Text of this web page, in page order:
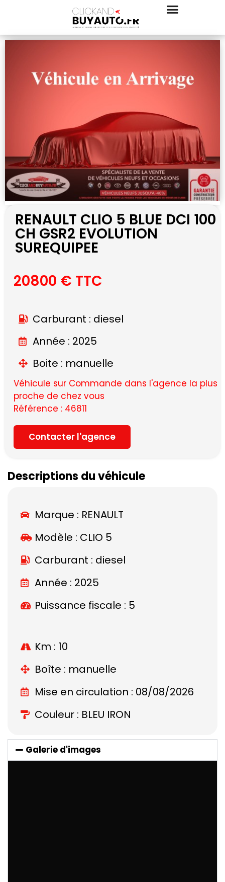
RENAULT CLIO 5 BLUE DCI 100
CH GSR2 EVOLUTION
SUREQUIPEE
20800 € TTC
Carburant : diesel
Année : 2025
Boite : manuelle
Véhicule sur Commande dans l'agence la plus
proche de chez vous
Référence : 46811
Contacter l'agence
Descriptions du véhicule
Marque : RENAULT
Modèle : CLIO 5
Carburant : diesel
Année : 2025
Puissance fiscale : 5
Km : 10
Boîte : manuelle
Mise en circulation : 08/08/2026
Couleur : BLEU IRON
Galerie d'images